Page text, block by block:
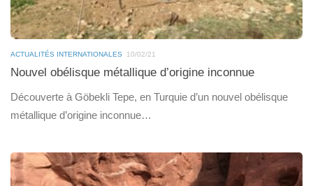
ACTUALITÉS INTERNATIONALES 10/02/21
Nouvel obélisque métallique d’origine inconnue
Découverte à Göbekli Tepe, en Turquie d’un nouvel obélisque
métallique d’origine inconnue…